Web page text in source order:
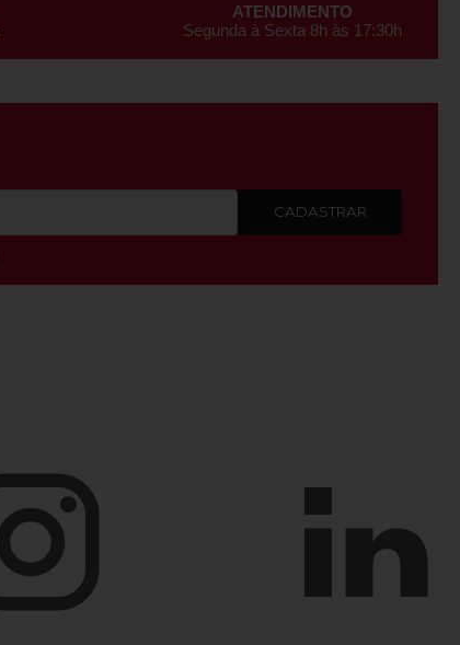
ATENDIMENTO
Segunda à Sexta 8h às 17:30h
CADASTRAR